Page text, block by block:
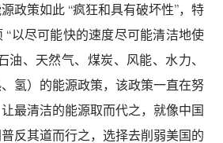
政策如此 “疯狂和具有破坏性”，特
“以尽可能快的速度尽可能清洁地使
油、天然气、煤炭、风能、水力、
氢）的能源政策，该政策一直在努
最清洁的能源取而代之，就像中国
反其道而行之，选择去削弱美国的